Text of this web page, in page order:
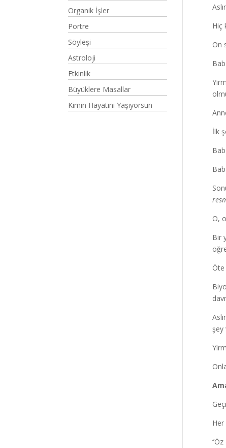
Hiç
On
İlk
O,
Bir
şey
Her
Organik İşler
Portre
Söyleşi
Astroloji
Etkinlik
Büyüklere Masallar
Kimin Hayatını Yaşıyorsun